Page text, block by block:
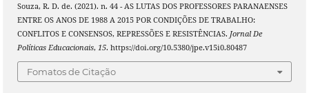
Souza, R. D. de. (2021). n. 44 - AS LUTAS DOS PROFESSORES PARANAENSES
ENTRE OS ANOS DE 1988 A 2015 POR CONDIÇÕES DE TRABALHO:
CONFLITOS E CONSENSOS, REPRESSÕES E RESISTÊNCIAS. Jornal De
Políticas Educacionais, 15. https://doi.org/10.5380/jpe.v15i0.80487
Fomatos de Citação